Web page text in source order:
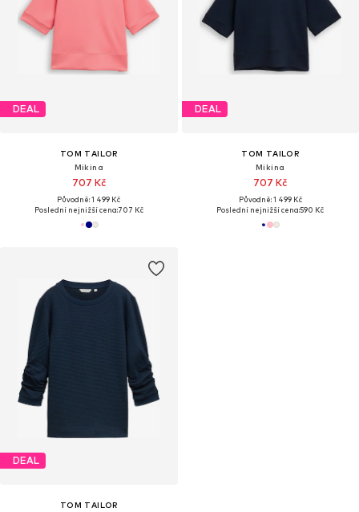
DEAL
TOM TAILOR
Mikina
707 Kč
Původně: 1 499 Kč
Poslední nejnižší cena:707 Kč
DEAL
TOM TAILOR
Mikina
707 Kč
Původně: 1 499 Kč
Poslední nejnižší cena:590 Kč
DEAL
TOM TAILOR